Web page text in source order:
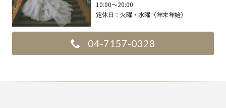
10:00〜20:00
定休日： 火曜・水曜（年末年始）
04-7157-0328